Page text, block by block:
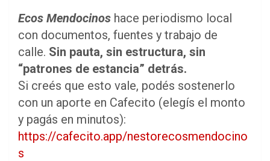
Ecos Mendocinos hace periodismo local
con documentos, fuentes y trabajo de
calle. Sin pauta, sin estructura, sin
“patrones de estancia” detrás.
Si creés que esto vale, podés sostenerlo
con un aporte en Cafecito (elegís el monto
y pagás en minutos):
https://cafecito.app/nestorecosmendocino
s